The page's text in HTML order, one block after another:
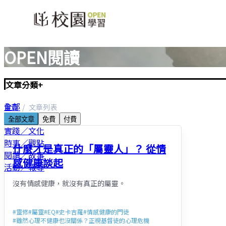
OPEN閱讀
文章分類+
全部
聖經／神學
實踐／文化
時事／觀點
閱讀／故事
活動／報導
首頁 文章列表
全部文章 免費 付費
什麼才是真正的「屬靈人」？ 從情
感健康談起
沒有情感健康，就沒有真正的屬靈。
#靈修#屬靈#EQ#史卡吉羅#情感健康的門徒
#雖然心理不健康也沒關係？正視基督徒的心理危機